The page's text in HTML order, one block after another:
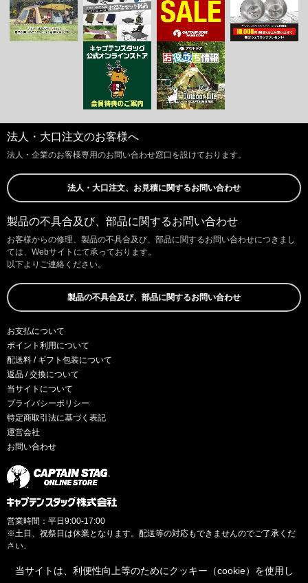
法人・大口注文のお客様へ
法人・企業のお客様専用のお問い合わせ窓口を設けております。
法人・大口注文、お見積に関するお問い合わせ
製品の不具合及び、部品に関するお問い合わせ
お客様からの修理、製品の不具合及び、部品に関するお問い合わせにつきまし
ては、Webサイトにて承っております。
以下よりご連絡ください。
製品の不具合及び、部品に関するお問い合わせ
お支払について
ポイント利用について
配送料 / ギフト包装について
返品 / 交換について
当サイトについて
プライバシーポリシー
特定商取引法に基づく表記
運営会社
お問い合わせ
営業時間：平日9:00-17:00
※土日、祝祭日は休業となります。配送等の対応もできませんのでご了承くだ
さい。
当サイトは、利便性向上等のためにクッキー（cookie）を使用し